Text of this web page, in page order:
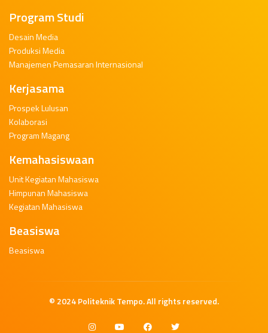
Program Studi
Desain Media
Produksi Media
Manajemen Pemasaran Internasional
Kerjasama
Prospek Lulusan
Kolaborasi
Program Magang
Kemahasiswaan
Unit Kegiatan Mahasiswa
Himpunan Mahasiswa
Kegiatan Mahasiswa
Beasiswa
Beasiswa
© 2024Politeknik Tempo. All rights reserved.